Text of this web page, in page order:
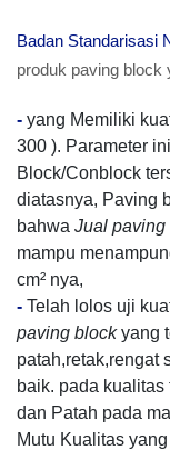
Badan Standarisasi
produk paving block
- yang Memiliki
300 ). Parameter
Block/Conblock
diatasnya, Paving
bahwa Jual paving
mampu
cm² nya,
- Telah lolos uji
paving blockyang
patah,retak,rengat
baik. pada
dan Patah pada
Mutu Kualitas